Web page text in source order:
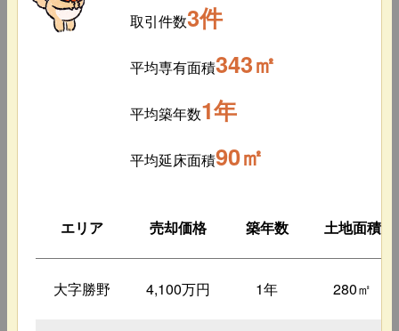
取引件数3件
平均専有面積343㎡
平均築年数1年
平均延床面積90㎡
エリア 売却価格 築年数 土地面積
大字勝野 4,100万円 1年 280㎡